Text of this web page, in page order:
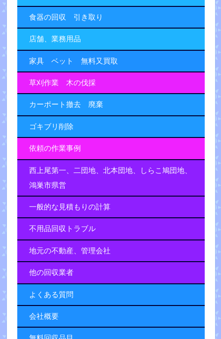
食器の回収 引き取り
店舗、業務用品
家具 ベット 無料又買取
草刈作業 木の伐採
カーポート撤去 廃棄
ゴキブリ削除
依頼の作業事例
西上尾第一、二団地、北本団地、しらこ鳩団地、
鴻巣市県営
一般的な見積もりの計算
不用品回収トラブル
地元の不動産、管理会社
他の回収業者
よくある質問
会社概要